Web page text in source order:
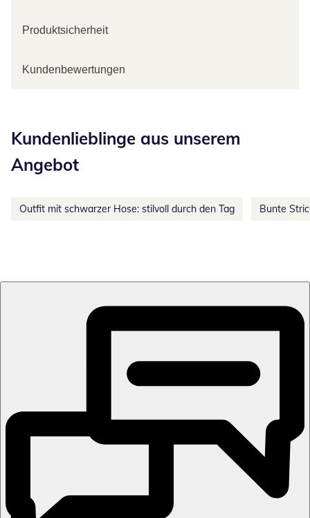
Produktsicherheit
Kundenbewertungen
Kundenlieblinge aus unserem
Angebot
Outfit mit schwarzer Hose: stilvoll durch den Tag Bunte